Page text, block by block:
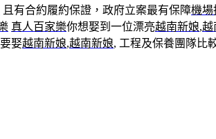
且有合約履約保證，政府立案最有保障機場
真人百家樂你想娶到一位漂亮越南新娘,越
娶越南新娘,越南新娘, 工程及保養團隊比